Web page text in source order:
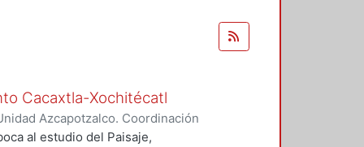
Cacaxtla-Xochitécatl
Azcapotzalco. Coordinación
María Teresa
al estudio del Paisaje,